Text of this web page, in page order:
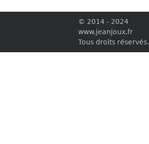
© 2014 - 2024
www.jeanjoux.fr
Tous droits réservés.